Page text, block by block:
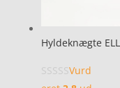
Hyldeknægte
Vurd